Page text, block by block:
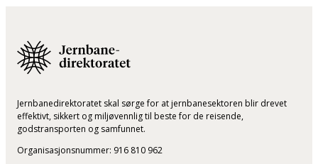
Jernbanedirektoratet skal sørge for at jernbanesektoren blir drevet
effektivt, sikkert og miljøvennlig til beste for de reisende,
godstransporten og samfunnet.
Organisasjonsnummer: 916 810 962